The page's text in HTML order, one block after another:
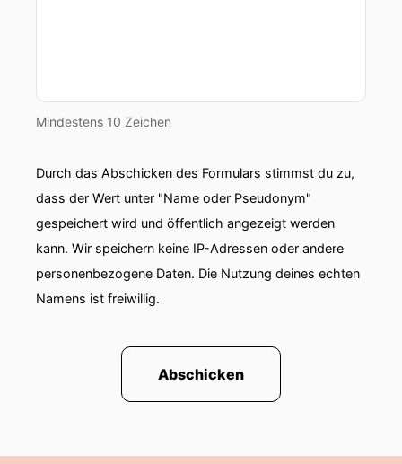
Mindestens 10 Zeichen
Durch das Abschicken des Formulars stimmst du zu,
dass der Wert unter "Name oder Pseudonym"
gespeichert wird und öffentlich angezeigt werden
kann. Wir speichern keine IP-Adressen oder andere
personenbezogene Daten. Die Nutzung deines echten
Namens ist freiwillig.
Abschicken